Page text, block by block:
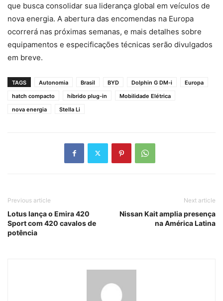
que busca consolidar sua liderança global em veículos de
nova energia. A abertura das encomendas na Europa
ocorrerá nas próximas semanas, e mais detalhes sobre
equipamentos e especificações técnicas serão divulgados
em breve.
TAGS Autonomia Brasil BYD Dolphin G DM-i
Europa
hatch compacto
híbrido plug-in
Mobilidade Elétrica
nova energia
Stella Li
Previous article
Lotus lança o Emira 420
Sport com 420 cavalos de
potência
Next article
Nissan Kait amplia presença
na América Latina